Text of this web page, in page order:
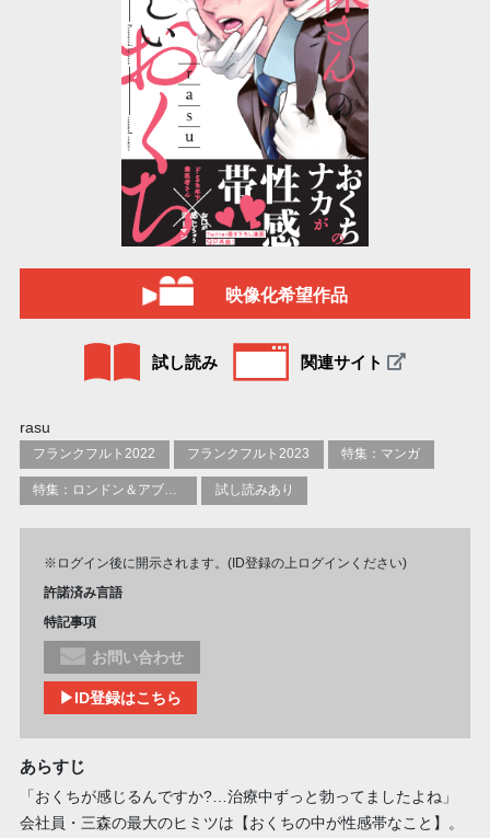
映像化希望作品
試し読み 関連サイト
rasu
フランクフルト2022 フランクフルト2023 特集：マンガ
特集：ロンドン＆アブダビブックフェア2026 試し読みあり
※ログイン後に開示されます。(ID登録の上ログインください)
許諾済み言語
特記事項
お問い合わせ
▶ID登録はこちら
あらすじ
「おくちが感じるんですか?…治療中ずっと勃ってましたよね」
会社員・三森の最大のヒミツは【おくちの中が性感帯なこと】。